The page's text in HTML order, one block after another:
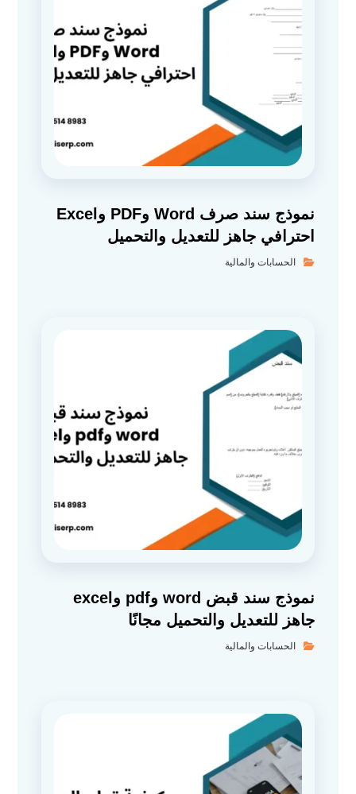
نموذج سند صرف Word وPDF وExcel
احترافي جاهز للتعديل والتحميل
الحسابات والمالية
نموذج سند قبض word وpdf وexcel
جاهز للتعديل والتحميل مجانًا
الحسابات والمالية